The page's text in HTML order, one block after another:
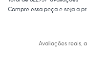
Dia dos Pais
Inverno
Bermudas
Compre essa peça e seja a
Avaliações reais,